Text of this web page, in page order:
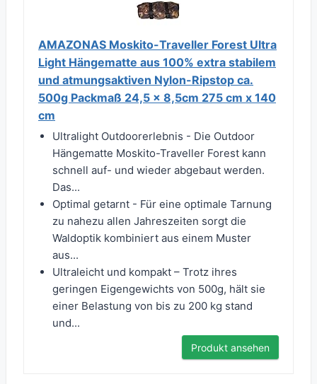
AMAZONAS Moskito-Traveller Forest Ultra
Light Hängematte aus 100% extra stabilem
und atmungsaktiven Nylon-Ripstop ca.
500g Packmaß 24,5 x 8,5cm 275 cm x 140
cm
Ultralight Outdoorerlebnis - Die Outdoor
Hängematte Moskito-Traveller Forest kann
schnell auf- und wieder abgebaut werden.
Das...
Optimal getarnt - Für eine optimale Tarnung
zu nahezu allen Jahreszeiten sorgt die
Waldoptik kombiniert aus einem Muster
aus...
Ultraleicht und kompakt – Trotz ihres
geringen Eigengewichts von 500g, hält sie
einer Belastung von bis zu 200 kg stand
und...
Produkt ansehen